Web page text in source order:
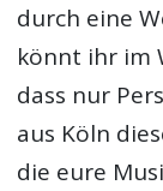
durch eine
könnt ihr im
dass nur
aus Köln
die eure